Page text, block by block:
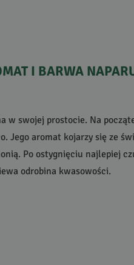
I BARWA
w swojej prostocie. Na
Jego aromat kojarzy się ze
Po ostygnięciu najlepiej
odrobina kwasowości.